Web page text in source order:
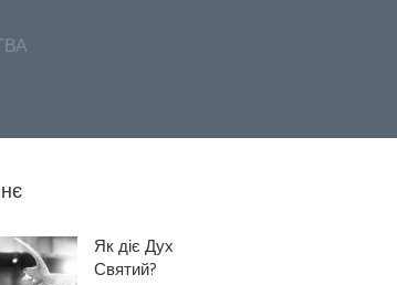
Як діє Дух
Святий?